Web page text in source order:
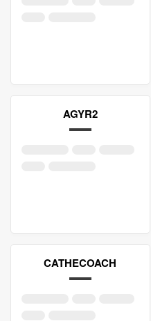
AGYR2
CATHECOACH